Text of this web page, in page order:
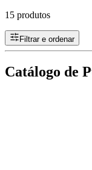
15 produtos
Filtrar e ordenar
Catálogo de